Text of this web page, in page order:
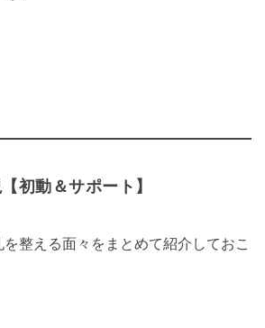
初動＆サポート】
整える面々をまとめて紹介しておこ